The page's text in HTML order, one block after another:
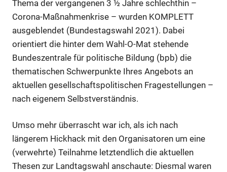
Thema der vergangenen 3 ½ Jahre schlechthin –
Corona-Maßnahmenkrise – wurden KOMPLETT
ausgeblendet (Bundestagswahl 2021). Dabei
orientiert die hinter dem Wahl-O-Mat stehende
Bundeszentrale für politische Bildung (bpb) die
thematischen Schwerpunkte Ihres Angebots an
aktuellen gesellschaftspolitischen Fragestellungen –
nach eigenem Selbstverständnis.
Umso mehr überrascht war ich, als ich nach
längerem Hickhack mit den Organisatoren um eine
(verwehrte) Teilnahme letztendlich die aktuellen
Thesen zur Landtagswahl anschaute: Diesmal waren